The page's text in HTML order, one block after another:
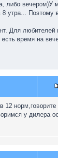
либо вечером)У
8 утра... Поэтому
Для любителей
время на
12
у дилера